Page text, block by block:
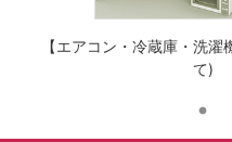
【エアコン・冷蔵庫・洗
て)